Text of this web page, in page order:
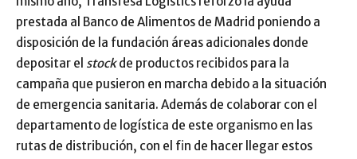
prestada al Banco de Alimentos de Madrid poniendo a
disposición de la fundación áreas adicionales donde
depositar el stockde productos recibidos para la
campaña que pusieron en marcha debido a la situación
de emergencia sanitaria. Además de colaborar con el
departamento de logística de este organismo en las
rutas de distribución, con el fin de hacer llegar estos